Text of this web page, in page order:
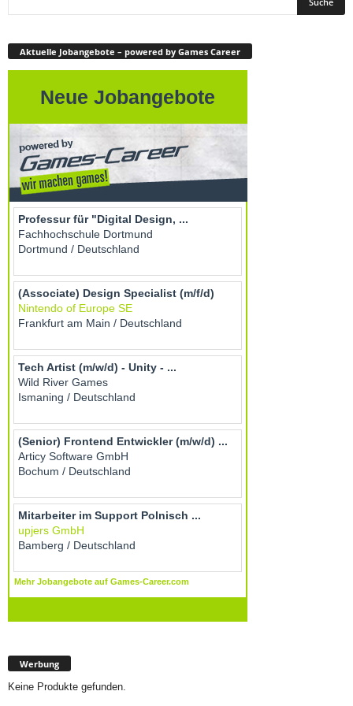
Aktuelle Jobangebote – powered by Games Career
Werbung
Keine Produkte gefunden.